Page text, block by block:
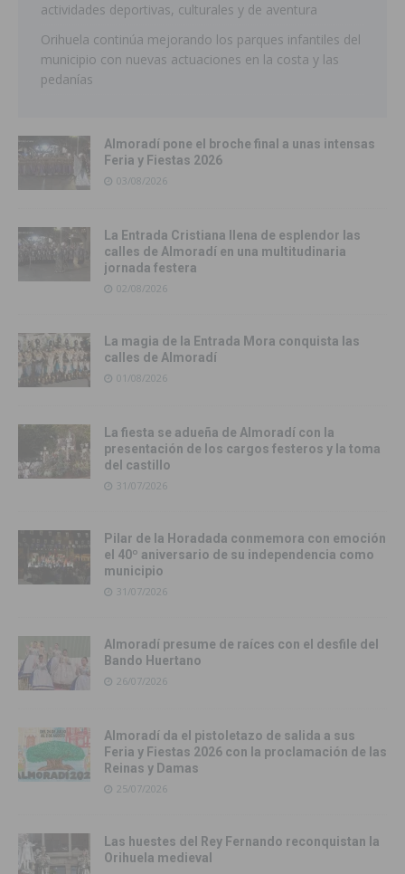
actividades deportivas, culturales y de aventura
Orihuela continúa mejorando los parques infantiles del
municipio con nuevas actuaciones en la costa y las
pedanías
Almoradí pone el broche final a unas intensas
Feria y Fiestas 2026
03/08/2026
La Entrada Cristiana llena de esplendor las
calles de Almoradí en una multitudinaria
jornada festera
02/08/2026
La magia de la Entrada Mora conquista las
calles de Almoradí
01/08/2026
La fiesta se adueña de Almoradí con la
presentación de los cargos festeros y la toma
del castillo
31/07/2026
Pilar de la Horadada conmemora con emoción
el 40º aniversario de su independencia como
municipio
31/07/2026
Almoradí presume de raíces con el desfile del
Bando Huertano
26/07/2026
Almoradí da el pistoletazo de salida a sus
Feria y Fiestas 2026 con la proclamación de las
Reinas y Damas
25/07/2026
Las huestes del Rey Fernando reconquistan la
Orihuela medieval